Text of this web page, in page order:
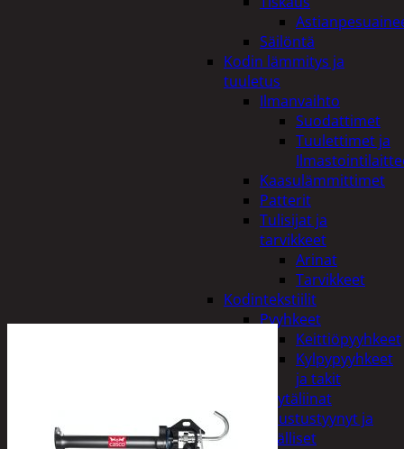
Säilöntä
Kodin lämmitys ja
tuuletus
Ilmanvaihto
Suodattimet
Tuulettimet ja
Kaasulämmittimet
Patterit
Tulisijat ja
tarvikkeet
Arinat
Tarvikkeet
Kodintekstiilit
Pyyhkeet
Keittiöpyyhkeet
Kylpypyyhkeet
ja takit
Pöytäliinat
Sisustustyynyt ja
päälliset